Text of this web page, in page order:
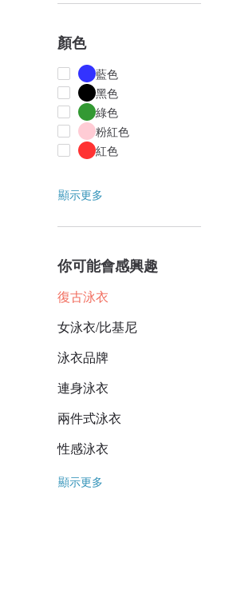
顏色
藍色
黑色
綠色
粉紅色
紅色
顯示更多
你可能會感興趣
復古泳衣
女泳衣/比基尼
泳衣品牌
連身泳衣
兩件式泳衣
性感泳衣
顯示更多